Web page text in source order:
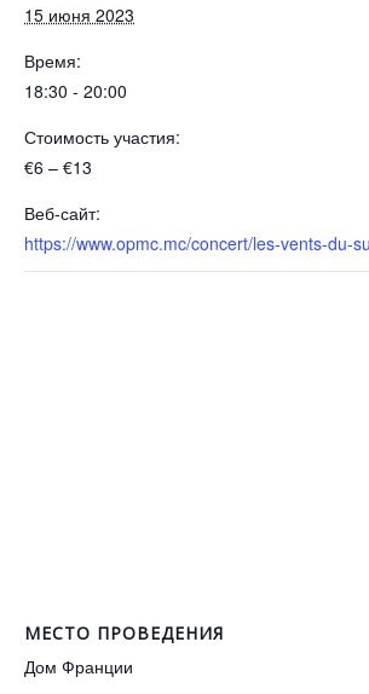
15 июня 2023
Время:
18:30 - 20:00
Стоимость участия:
€6 – €13
Веб-сайт:
https://www.opmc.mc/concert/les-vents-du-
МЕСТО ПРОВЕДЕНИЯ
Дом Франции